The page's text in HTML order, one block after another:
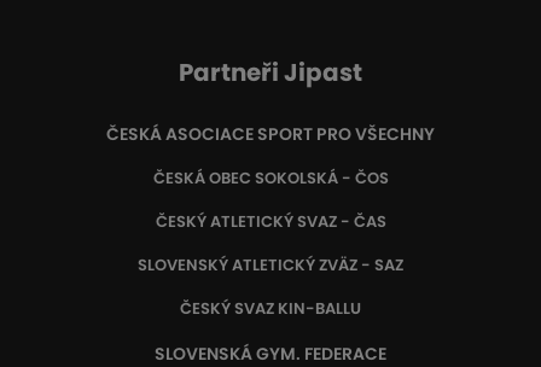
Partneři Jipast
ČESKÁ ASOCIACE SPORT PRO VŠECHNY
ČESKÁ OBEC SOKOLSKÁ - ČOS
ČESKÝ ATLETICKÝ SVAZ - ČAS
SLOVENSKÝ ATLETICKÝ ZVÄZ - SAZ
ČESKÝ SVAZ KIN-BALLU
SLOVENSKÁ GYM. FEDERACE